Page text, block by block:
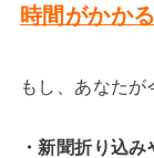
時間がかか
もし、あなたが
・新聞折り込